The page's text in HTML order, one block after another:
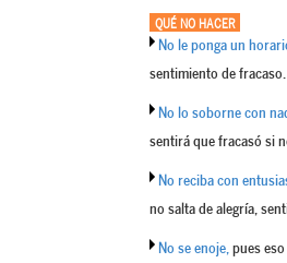
QUÉ NO HACER
No le ponga un
sentimiento de fracaso.
No lo soborne con
sentirá que fracasó si
No reciba con
no salta de alegría,
No se enoje, pues